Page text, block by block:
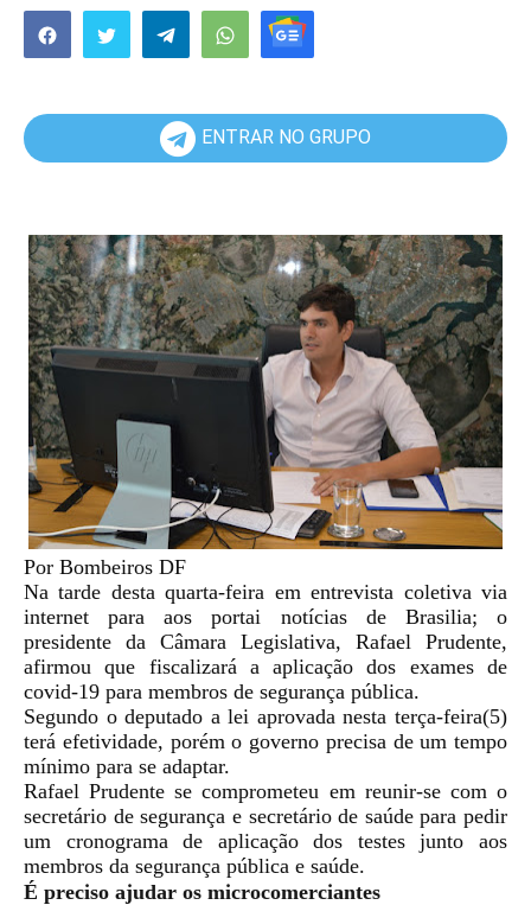
ENTRAR NO GRUPO
Por Bombeiros DF
Na tarde desta quarta-feira em entrevista coletiva via
internet para aos portai notícias de Brasilia; o
presidente da Câmara Legislativa, Rafael Prudente,
afirmou que fiscalizará a aplicação dos exames de
covid-19 para membros de segurança pública.
Segundo o deputado a lei aprovada nesta terça-feira(5)
terá efetividade, porém o governo precisa de um tempo
mínimo para se adaptar.
Rafael Prudente se comprometeu em reunir-se com o
secretário de segurança e secretário de saúde para pedir
um cronograma de aplicação dos testes junto aos
membros da segurança pública e saúde.
É preciso ajudar os microcomerciantes